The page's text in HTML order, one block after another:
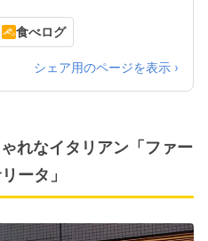
21:00）土、日、祝
L.O. 21:00 ドリンク
食べログ
シェア用のページを表示 ›
れなイタリアン「ファー
ータ」